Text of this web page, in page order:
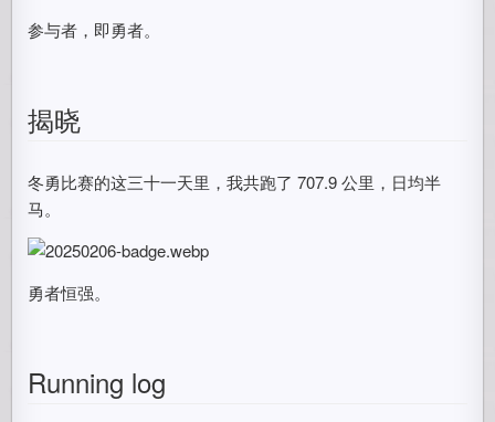
参与者，即勇者。
揭晓
冬勇比赛的这三十一天里，我共跑了 707.9 公里，日均半
马。
勇者恒强。
Running log